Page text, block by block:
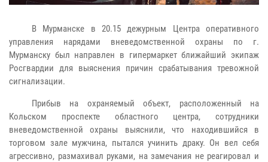
В Мурманске в 20.15 дежурным Центра оперативного
управления нарядами вневедомственной охраны по г.
Мурманску был направлен в гипермаркет ближайший экипаж
Росгвардии для выяснения причин срабатывания тревожной
сигнализации.
Прибыв на охраняемый объект, расположенный на
Кольском проспекте областного центра, сотрудники
вневедомственной охраны выяснили, что находившийся в
торговом зале мужчина, пытался учинить драку. Он вел себя
агрессивно, размахивал руками, на замечания не реагировал и